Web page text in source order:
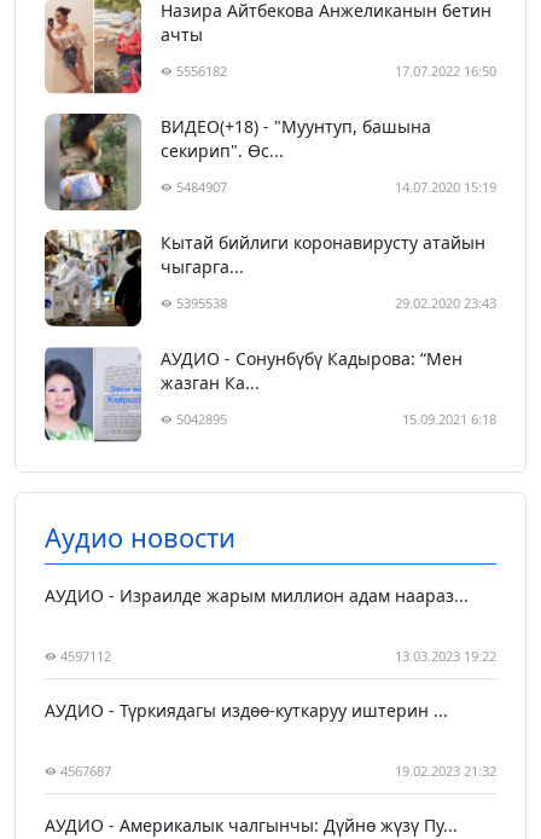
Назира Айтбекова Анжеликанын бетин
ачты
5556182 17.07.2022 16:50
ВИДЕО(+18) - "Муунтуп, башына
секирип". Өс...
5484907 14.07.2020 15:19
Кытай бийлиги коронавирусту атайын
чыгарга...
5395538 29.02.2020 23:43
АУДИО - Сонунбүбү Кадырова: “Мен
жазган Ка...
5042895 15.09.2021 6:18
Аудио новости
АУДИО - Израилде жарым миллион адам наараз...
4597112 13.03.2023 19:22
АУДИО - Түркиядагы издөө-куткаруу иштерин ...
4567687 19.02.2023 21:32
АУДИО - Америкалык чалгынчы: Дүйнө жүзү Пу...